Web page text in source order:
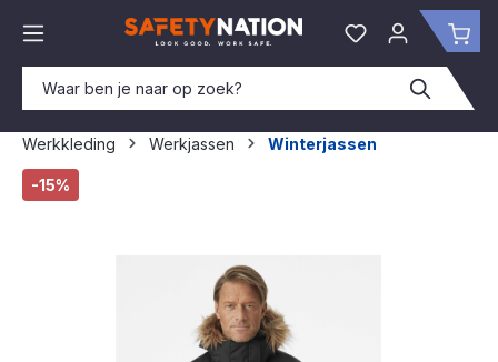
Je hebt 0 items
Werkkleding Werkjassen
Winterjassen
Afbeeldingengalerij overslaan
-15%